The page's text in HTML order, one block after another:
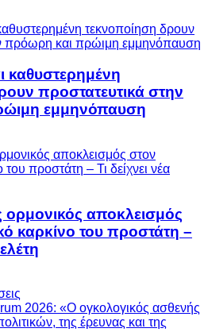
καθυστερημένη
προστατευτικά στην
εμμηνόπαυση
ορμονικός αποκλεισμός
καρκίνο του προστάτη –